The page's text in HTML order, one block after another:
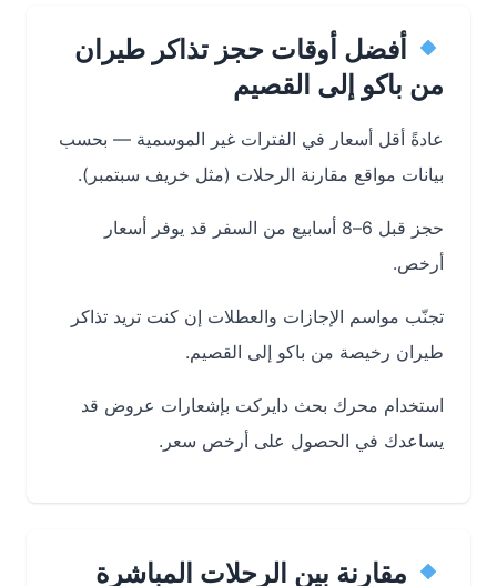
أفضل أوقات حجز تذاكر طيران
من باكو إلى القصيم
عادةً أقل أسعار في الفترات غير الموسمية — بحسب
بيانات مواقع مقارنة الرحلات (مثل خريف سبتمبر).
حجز قبل 6–8 أسابيع من السفر قد يوفر أسعار
أرخص.
تجنّب مواسم الإجازات والعطلات إن كنت تريد تذاكر
طيران رخيصة من باكو إلى القصيم.
استخدام محرك بحث دايركت بإشعارات عروض قد
يساعدك في الحصول على أرخص سعر.
مقارنة بين الرحلات المباشرة